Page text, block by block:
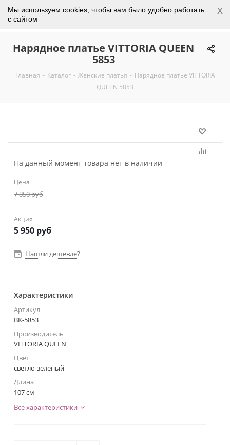
Мы используем cookies, чтобы вам было удобно работать
с сайтом
x
0
Нарядное платье VITTORIA QUEEN
5853
Главная - Каталог - Женские платья - Нарядное платье VITTORIA
QUEEN 5853
На данный момент товара нет в наличии
Цена
7 850руб
Акция
5 950 руб
Нашли дешевле?
Характеристики
Артикул
ВК-5853
Производитель
VITTORIA QUEEN
Цвет
светло-зеленый
Длина
107 см
Все характеристики